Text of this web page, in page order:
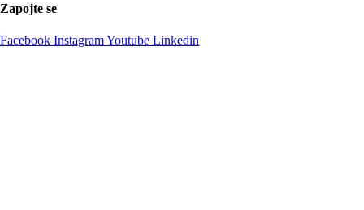
Zapojte se
Facebook InstagramYoutube Linkedin